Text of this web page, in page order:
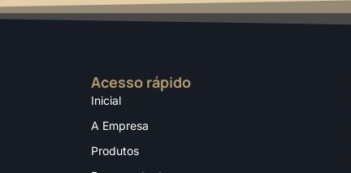
Acesso rápido
Inicial
A Empresa
Produtos